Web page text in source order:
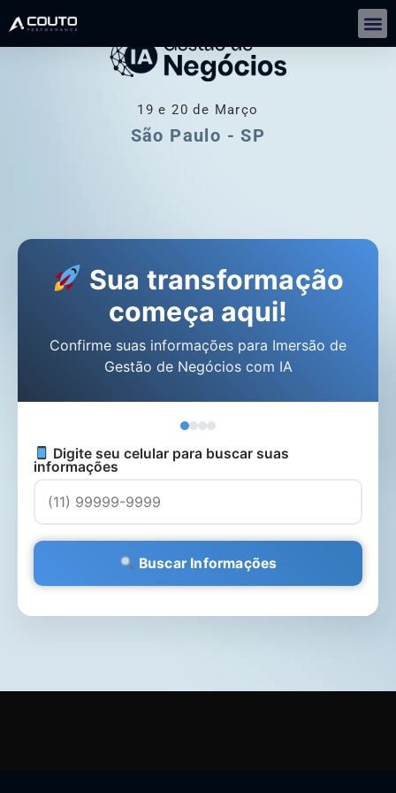
19 e 20 de Março
São Paulo - SP
Sua transformação
começa aqui!
Confirme suas informações para Imersão de
Gestão de Negócios com IA
Digite seu celular para buscar suas
informações
Buscar Informações